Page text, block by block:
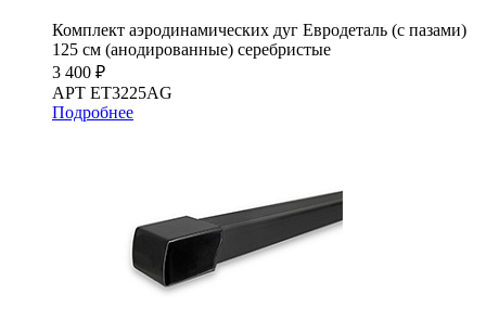
Комплект аэродинамических дуг Евродеталь (с пазами)
125 см (анодированные) серебристые
3 400 ₽
АРТ ET3225AG
Подробнее